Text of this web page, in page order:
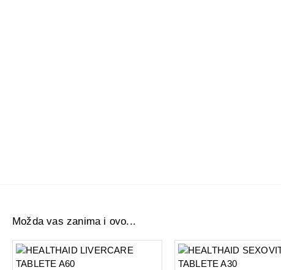
Možda vas zanima i ovo...